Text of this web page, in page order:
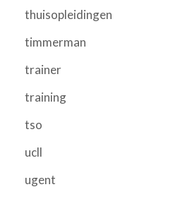
thuisopleidingen
timmerman
trainer
training
tso
ucll
ugent